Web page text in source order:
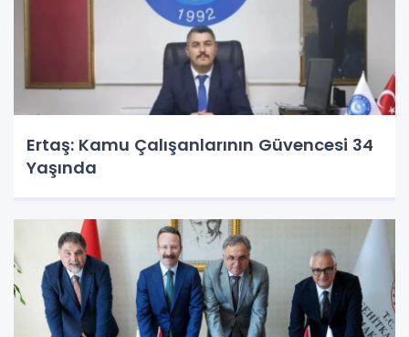
Ertaş: Kamu Çalışanlarının Güvencesi 34
Yaşında